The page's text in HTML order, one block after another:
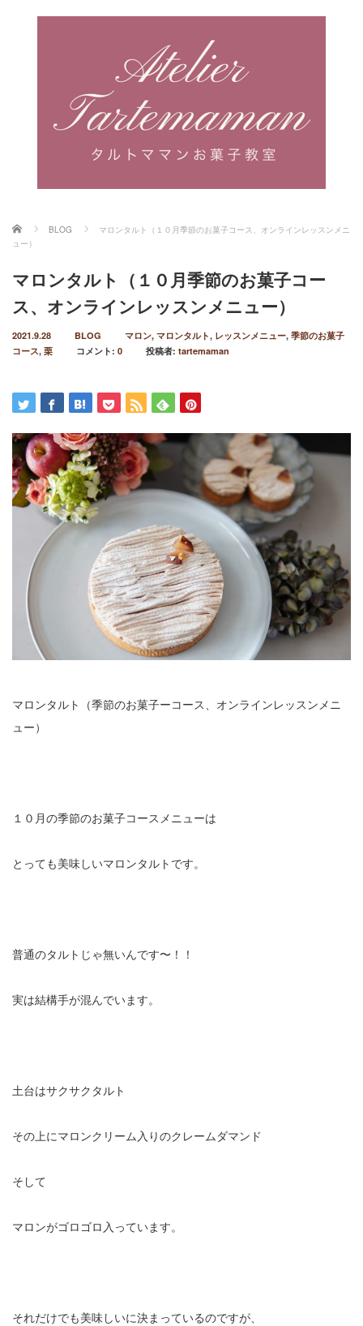
ホーム BLOG
マロンタルト（１０月季節のお菓子コース、オンラインレッスンメニ
ュー）
マロンタルト（１０月季節のお菓子コー
ス、オンラインレッスンメニュー）
2021.9.28 BLOG マロン, マロンタルト, レッスンメニュー, 季節のお菓子
コース, 栗 コメント: 0 投稿者: tartemaman
マロンタルト（季節のお菓子ーコース、オンラインレッスンメニ
ュー）
１０月の季節のお菓子コースメニューは
とっても美味しいマロンタルトです。
普通のタルトじゃ無いんです〜！！
実は結構手が混んでいます。
土台はサクサクタルト
その上にマロンクリーム入りのクレームダマンド
そして
マロンがゴロゴロ入っています。
それだけでも美味しいに決まっているのですが、